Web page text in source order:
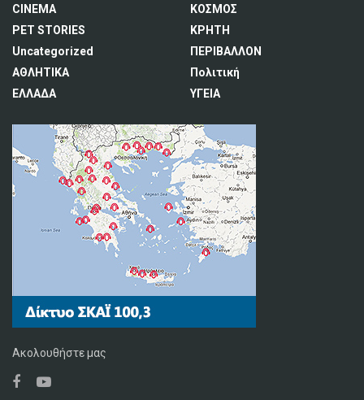
CINEMA
PET STORIES
Uncategorized
ΑΘΛΗΤΙΚΑ
ΕΛΛΑΔΑ
ΚΟΣΜΟΣ
ΚΡΗΤΗ
ΠΕΡΙΒΑΛΛΟΝ
Πολιτική
ΥΓΕΙΑ
Ακολουθήστε μας